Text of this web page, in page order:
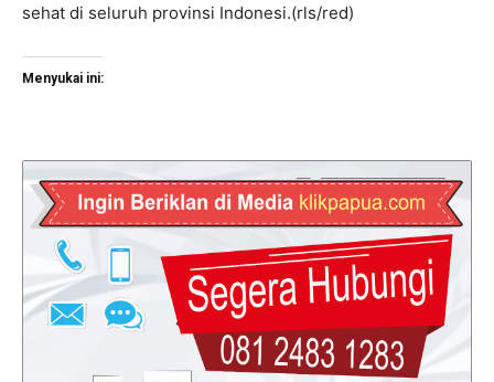
sehat di seluruh provinsi Indonesi.(rls/red)
Menyukai ini: